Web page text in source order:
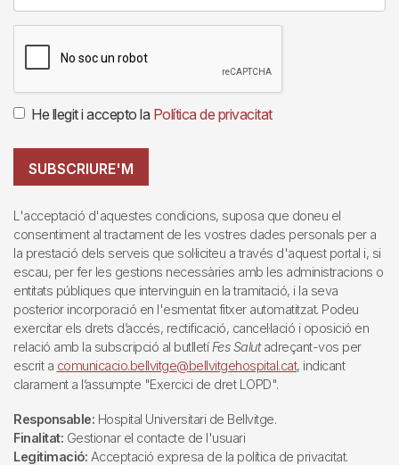
He llegit i accepto la Política de privacitat
SUBSCRIURE'M
L'acceptació d'aquestes condicions, suposa que doneu el
consentiment al tractament de les vostres dades personals per a
la prestació dels serveis que sol·liciteu a través d'aquest portal i, si
escau, per fer les gestions necessàries amb les administracions o
entitats públiques que intervinguin en la tramitació, i la seva
posterior incorporació en l'esmentat fitxer automatitzat. Podeu
exercitar els drets d’accés, rectificació, cancel·lació i oposició en
relació amb la subscripció al butlletí Fes Salutadreçant-vos per
escrit a comunicacio.bellvitge@bellvitgehospital.cat, indicant
clarament a l’assumpte "Exercici de dret LOPD".
Responsable: Hospital Universitari de Bellvitge.
Finalitat: Gestionar el contacte de l'usuari
Legitimació: Acceptació expresa de la política de privacitat.